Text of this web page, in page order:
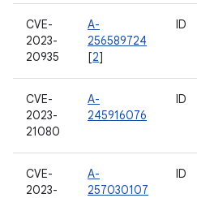
CVE-
2023-
20935
A-
256589724
[2]
ID
CVE-
2023-
21080
A-
245916076
ID
CVE-
2023-
A-
257030107
ID